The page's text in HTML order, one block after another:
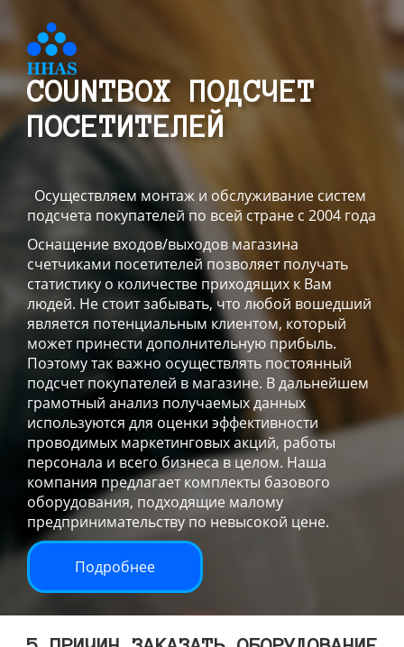
COUNTBOX ПОДСЧЕТ
ПОСЕТИТЕЛЕЙ
Осуществляем монтаж и обслуживание систем
подсчета покупателей по всей стране с 2004 года
Оснащение входов/выходов магазина
счетчиками посетителей позволяет получать
статистику о количестве приходящих к Вам
людей. Не стоит забывать, что любой вошедший
является потенциальным клиентом, который
может принести дополнительную прибыль.
Поэтому так важно осуществлять постоянный
подсчет покупателей в магазине. В дальнейшем
грамотный анализ получаемых данных
используются для оценки эффективности
проводимых маркетинговых акций, работы
персонала и всего бизнеса в целом. Наша
компания предлагает комплекты базового
оборудования, подходящие малому
предпринимательству по невысокой цене.
Подробнее